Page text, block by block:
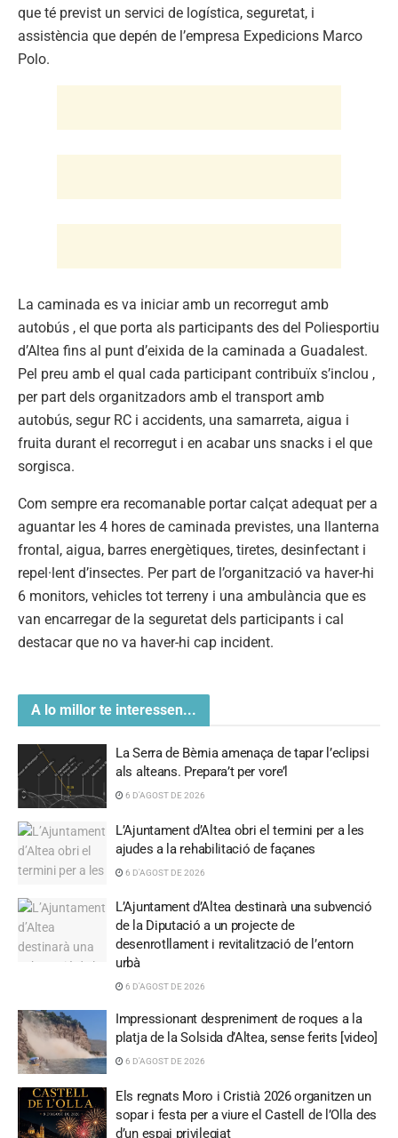
que té previst un servici de logística, seguretat, i
assistència que depén de l’empresa Expedicions Marco
Polo.
La caminada es va iniciar amb un recorregut amb
autobús , el que porta als participants des del Poliesportiu
d’Altea fins al punt d’eixida de la caminada a Guadalest.
Pel preu amb el qual cada participant contribuïx s’inclou ,
per part dels organitzadors amb el transport amb
autobús, segur RC i accidents, una samarreta, aigua i
fruita durant el recorregut i en acabar uns snacks i el que
sorgisca.
Com sempre era recomanable portar calçat adequat per a
aguantar les 4 hores de caminada previstes, una llanterna
frontal, aigua, barres energètiques, tiretes, desinfectant i
repel·lent d’insectes. Per part de l’organització va haver-hi
6 monitors, vehicles tot terreny i una ambulància que es
van encarregar de la seguretat dels participants i cal
destacar que no va haver-hi cap incident.
A lo millor te interessen...
La Serra de Bèrnia amenaça de tapar l’eclipsi
als alteans. Prepara’t per vore’l
6 D'AGOST DE 2026
L’Ajuntament d’Altea obri el termini per a les
ajudes a la rehabilitació de façanes
6 D'AGOST DE 2026
L’Ajuntament d’Altea destinarà una subvenció
de la Diputació a un projecte de
desenrotllament i revitalització de l’entorn
urbà
6 D'AGOST DE 2026
Impressionant despreniment de roques a la
platja de la Solsida d’Altea, sense ferits [video]
6 D'AGOST DE 2026
Els regnats Moro i Cristià 2026 organitzen un
sopar i festa per a viure el Castell de l’Olla des
d’un espai privilegiat